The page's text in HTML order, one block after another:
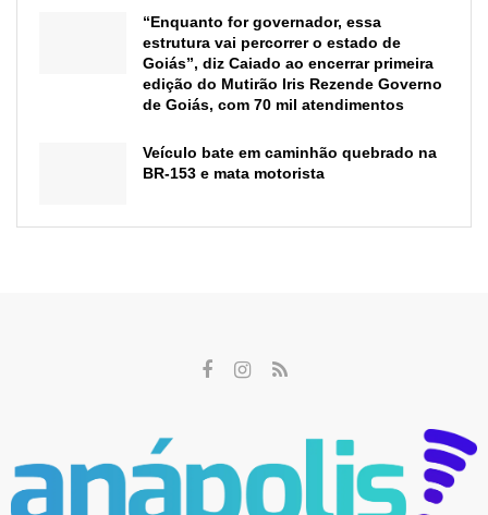
“Enquanto for governador, essa
estrutura vai percorrer o estado de
Goiás”, diz Caiado ao encerrar primeira
edição do Mutirão Iris Rezende Governo
de Goiás, com 70 mil atendimentos
Veículo bate em caminhão quebrado na
BR-153 e mata motorista